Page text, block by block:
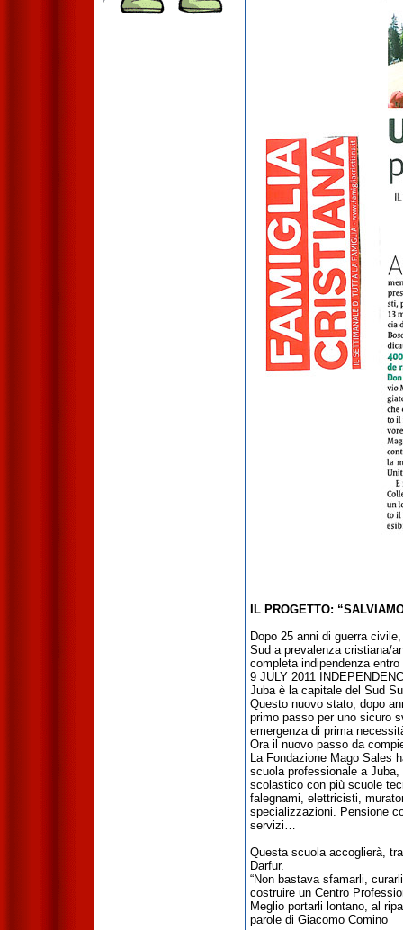
IL PROGETTO:
Dopo 25 anni di guerra
Sud a prevalenza cristiana/
completa indipendenza entro
9 JULY 2011
Juba è la capitale del Sud
Questo nuovo stato, dopo
primo passo per uno sicuro
emergenza di prima
Ora il nuovo passo da
La Fondazione Mago Sales
scuola professionale a
scolastico con più scuole
falegnami, elettricisti,
specializzazioni. Pensione
servizi…
Questa scuola accoglierà,
Darfur.
“Non bastava sfamarli,
costruire un Centro
Meglio portarli lontano, al
parole di Giacomo Comino